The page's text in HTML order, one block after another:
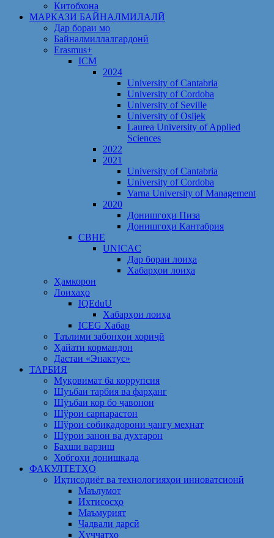
Китобхона
МАРКАЗИ БАЙНАЛМИЛАЛӢ
Дар бораи мо
Байналмиллалгардонӣ
Erasmus+
ICM
2024
University of Cantabria
University of Cordoba
University of Seville
University of Osijek
Laurea University of Applied
Sciences
2022
2021
University of Cantabria
University of Cordoba
Varna University of Management
2020
Донишгоҳи Пиза
Донишгоҳи Кантабрия
CBHE
UNICAC
Дар бораи лоиҳа
Хабарҳои лоиҳа
Ҳамкорон
Лоихаҳо
IQEduU
Хабарҳои лоиҳа
ICEG Хабар
Таълими забонҳои хориҷӣ
Ҳайати кормандон
Дастаи «Энактус»
ТАРБИЯ
Муқовимат ба коррупсия
Шуъбаи тарбия ва фарҳанг
Шӯъбаи кор бо ҷавонон
Шўрои сарпарастон
Шўрои собиқадорони ҷангу меҳнат
Шӯрои занон ва духтарон
Бахши варзиш
Хобгоҳи донишкада
ФАКУЛТЕТҲО
Иқтисодиёт ва технологияҳои инноватсионӣ
Маълумот
Ихтисосҳо
Маъмурият
Ҷадвали дарсӣ
Ҳуҷҷатҳо